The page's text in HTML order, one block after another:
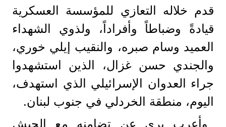
قدم خلاله التعازي للمؤسسة العسكرية
قيادةً وضباطاً وأفراداً، ولذوي الشهداء
العميد وسام صبره، والنقيب إيلي خوري،
والجندي حسن غزال، الذين استشهدوا
جراء العدوان الإسرائيلي الذي استهدف،
اليوم، منطقة الخردلي في جنوب لبنان.
وأعرب بري عن تضامنه مع الجيش